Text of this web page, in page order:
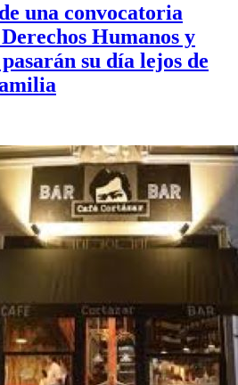
una convocatoria
Humanos y
su día lejos de